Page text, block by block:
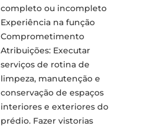
completo ou incompleto
Experiência na função
Comprometimento
Atribuições: Executar
serviços de rotina de
limpeza, manutenção e
conservação de espaços
interiores e exteriores do
prédio. Fazer vistorias